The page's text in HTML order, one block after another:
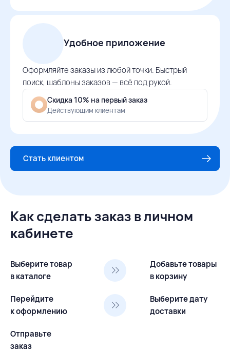
Удобное приложение
Оформляйте заказы из любой точки. Быстрый
поиск, шаблоны заказов — всё под рукой.
Скидка 10% на первый заказ
Действующим клиентам
Стать клиентом
Как сделать заказ в личном
кабинете
Выберите товар
в каталоге
Добавьте товары
в корзину
Перейдите
к оформлению
Выберите дату
доставки
Отправьте
заказ